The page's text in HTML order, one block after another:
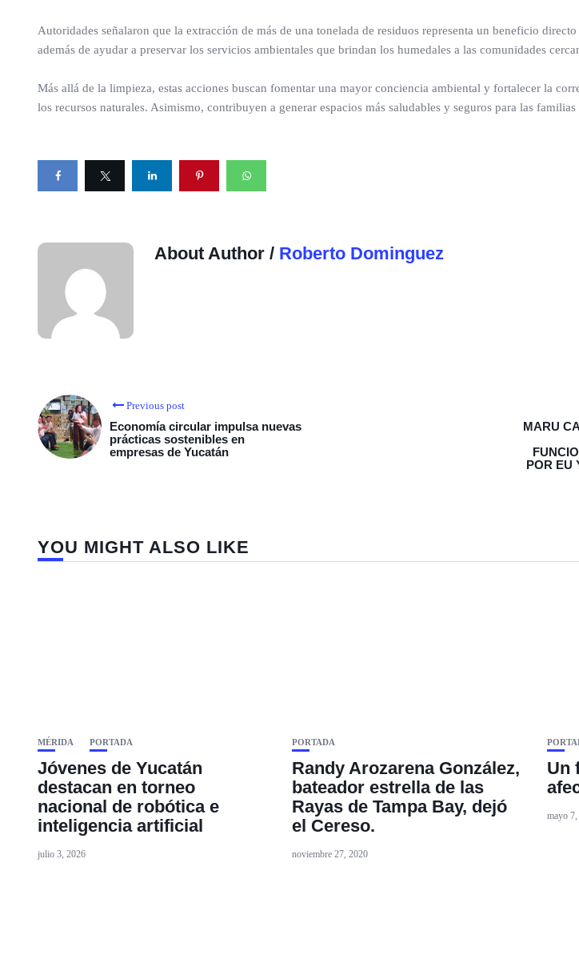
Autoridades señalaron que la extracción de más de una tonelada de residuos representa un beneficio
además de ayudar a preservar los servicios ambientales que brindan los humedales a las comunidades
Más allá de la limpieza, estas acciones buscan fomentar una mayor conciencia ambiental y fortalecer la
los recursos naturales. Asimismo, contribuyen a generar espacios más saludables y seguros para las
About Author / Roberto Dominguez
Previous post
Economía circular impulsa nuevas
prácticas sostenibles en
empresas de Yucatán
MARU
POR EU
YOU MIGHT ALSO LIKE
MÉRIDA PORTADA
Jóvenes de Yucatán
destacan en torneo
nacional de robótica e
inteligencia artificial
julio 3, 2026
PORTADA
Randy Arozarena González,
bateador estrella de las
Rayas de Tampa Bay, dejó
el Cereso.
noviembre 27, 2020
Un
mayo